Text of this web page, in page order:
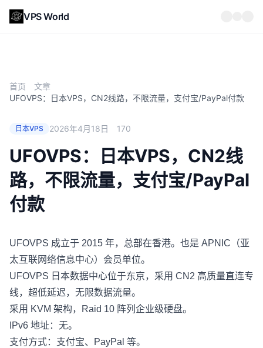
VPS World
首页
文章
UFOVPS：日本VPS，CN2线路，不限流量，支付宝/PayPal付款
日本VPS 2026年4月18日 170
UFOVPS：日本VPS，CN2线
路，不限流量，支付宝/PayPal
付款
UFOVPS 成立于 2015 年，总部在香港。也是 APNIC（亚
太互联网络信息中心）会员单位。
UFOVPS 日本数据中心位于东京，采用 CN2 高质量直连专
线，超低延迟，无限数据流量。
采用 KVM 架构，Raid 10 阵列企业级硬盘。
IPv6 地址：无。
支付方式：支付宝、PayPal 等。